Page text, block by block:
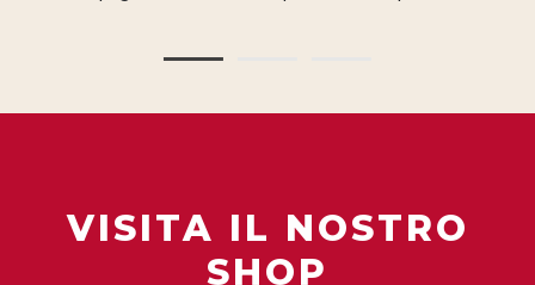
VISITA IL NOSTRO
SHOP